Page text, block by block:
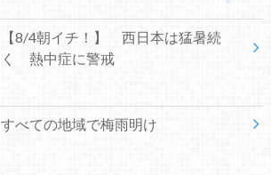
【8/4朝イチ！】 西日本は猛暑続
く 熱中症に警戒
すべての地域で梅雨明け